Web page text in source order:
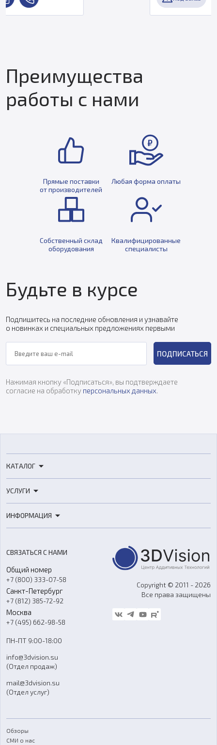
Преимущества
работы с нами
Прямые поставки
от производителей
Любая форма оплаты
Собственный склад
оборудования
Квалифицированные
специалисты
Будьте в курсе
Подпишитесь на последние обновления и узнавайте
о новинках и специальных предложениях первыми
ПОДПИСАТЬСЯ
Нажимая кнопку «Подписаться», вы подтверждаете
согласие на обработку персональных данных.
КАТАЛОГ
3D-сканеры
Расходные материалы
Оборудование и материалы для вакуумного литья
Аксессуары и прочее оборудование
Программное обеспечение
УСЛУГИ
3D-моделирование
Ремонт и услуги
ИНФОРМАЦИЯ
О компании
Контакты
Гос. закупки
Стать дилером
Блог
FAQ
СВЯЗАТЬСЯ С НАМИ
Общий номер
+7 (800) 333-07-58
Санкт-Петербург
+7 (812) 385-72-92
Москва
+7 (495) 662-98-58
ПН-ПТ 9:00-18:00
info@3dvision.su
(Отдел продаж)
mail@3dvision.su
(Отдел услуг)
Copyright © 2011 - 2026
Все права защищены
Обзоры
СМИ о нас